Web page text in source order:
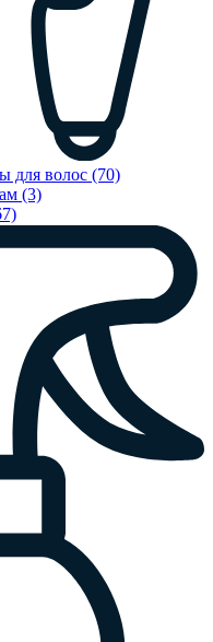
для волос (70)
(3)